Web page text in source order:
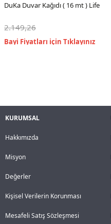
DuKa Duvar Kağıdı ( 16 mt ) Life
2.149,26
KURUMSAL
Hakkımızda
Misyon
Değerler
Kişisel Verilerin Korunması
Mesafeli Satış Sözleşmesi